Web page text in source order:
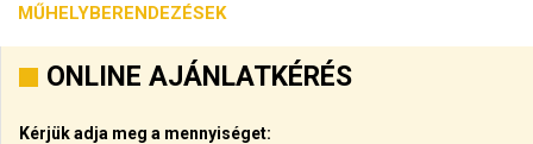
MŰHELYBERENDEZÉSEK
ONLINE AJÁNLATKÉRÉS
Kérjük adja meg a mennyiséget: